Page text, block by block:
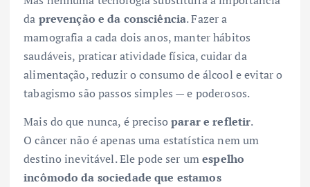
da prevenção e da consciência. Fazer a
mamografia a cada dois anos, manter hábitos
saudáveis, praticar atividade física, cuidar da
alimentação, reduzir o consumo de álcool e evitar o
tabagismo são passos simples — e poderosos.
Mais do que nunca, é precisoparar e refletir.
O câncer não é apenas uma estatística nem um
destino inevitável. Ele pode ser umespelho
incômodo da sociedade que estamos